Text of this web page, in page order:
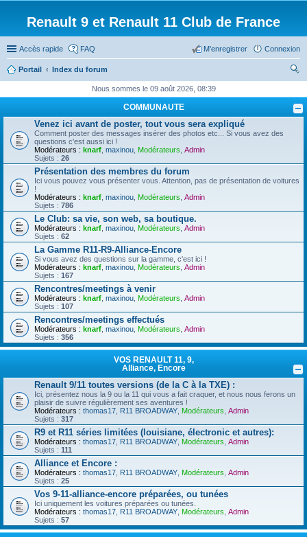
Renault 9 et Renault 11 Club de France
Accès rapide FAQ Connexion
M’enregistrer
Portail
Index du forum
her
ch
Nous sommes le 09 août 2026, 08:39
COMMUNAUTE
Venez ici avant de poster, tout vous sera expliqué
Comment poster des messages insérer des photos etc... Si vous avez des
questions c'est aussi ici !
Modérateurs : knarf maxinou Modérateurs Admin
Sujets : 26
Présentation des membres du forum
Ici vous pouvez vous présenter vous. Attention, pas de présentation de voitures
!
Modérateurs : knarf maxinou Modérateurs Admin
Sujets : 786
Le Club: sa vie, son web, sa boutique.
Modérateurs : knarf maxinou Modérateurs Admin
Sujets : 62
La Gamme R11-R9-Alliance-Encore
Si vous avez des questions sur la gamme, c'est ici !
Modérateurs : knarf maxinou Modérateurs Admin
Sujets : 167
Rencontres/meetings à venir
Modérateurs : knarf maxinou Modérateurs Admin
Sujets : 107
Rencontres/meetings effectués
Modérateurs : knarf maxinou Modérateurs Admin
Sujets : 356
VOS RENAULT 11, 9,
Alliance, Encore
Renault 9/11 toutes versions (de la C à la TXE) :
Ici, présentez nous la 9 ou la 11 qui vous a fait craquer, et nous nous ferons un
plaisir de suivre régulièrement ses aventures !
Modérateurs : thomas17 R11 BROADWAY Modérateurs Admin
Sujets : 317
R9 et R11 séries limitées (louisiane, électronic et autres):
Modérateurs : thomas17 R11 BROADWAY Modérateurs Admin
Sujets : 111
Alliance et Encore :
Modérateurs : thomas17 R11 BROADWAY Modérateurs Admin
Sujets : 25
Vos 9-11-alliance-encore préparées, ou tunées
Ici uniquement les voitures préparées ou tunées.
Modérateurs : thomas17 R11 BROADWAY Modérateurs Admin
Sujets : 57